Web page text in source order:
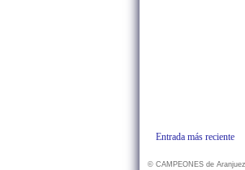
Entrada más reciente
© CAMPEONES de